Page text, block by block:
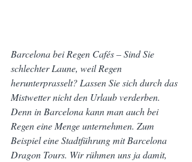
Barcelona bei Regen Cafés – Sind Sie
schlechter Laune, weil Regen
herunterprasselt? Lassen Sie sich durch das
Mistwetter nicht den Urlaub verderben.
Denn in Barcelona kann man auch bei
Regen eine Menge unternehmen. Zum
Beispiel eine Stadtführung mit Barcelona
Dragon Tours. Wir rühmen uns ja damit,